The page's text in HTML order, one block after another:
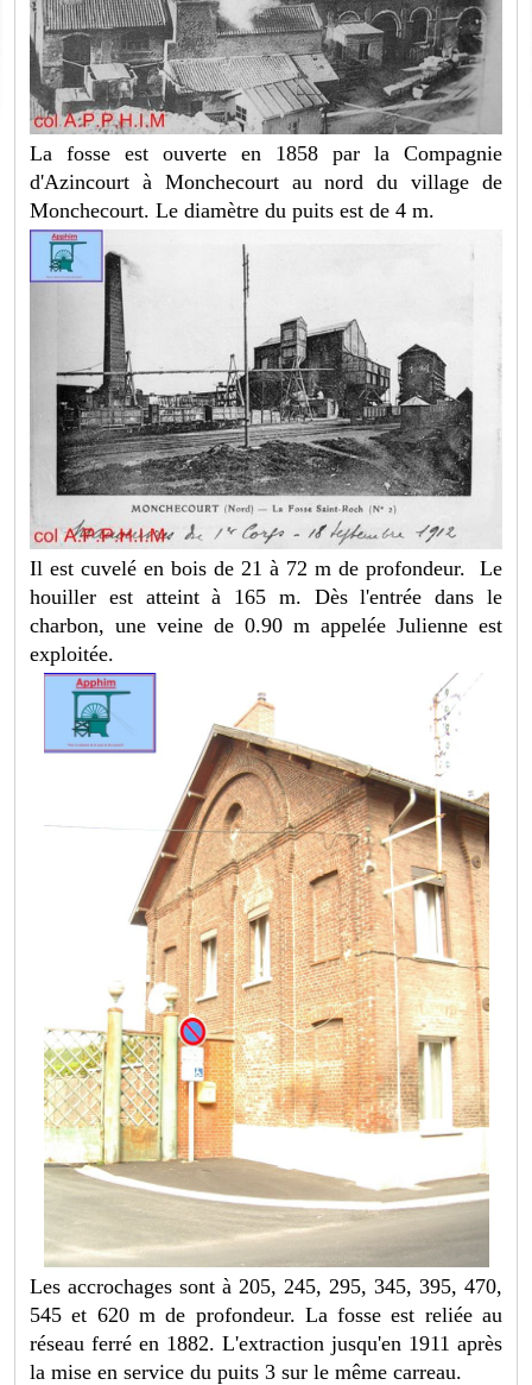
La fosse est ouverte en 1858 par la Compagnie
d'Azincourt à Monchecourt au nord du village de
Monchecourt. Le diamètre du puits est de 4 m.
Il est cuvelé en bois de 21 à 72 m de profondeur. Le
houiller est atteint à 165 m. Dès l'entrée dans le
charbon, une veine de 0.90 m appelée Julienne est
exploitée.
Les accrochages sont à 205, 245, 295, 345, 395, 470,
545 et 620 m de profondeur. La fosse est reliée au
réseau ferré en 1882. L'extraction jusqu'en 1911 après
la mise en service du puits 3 sur le même carreau.